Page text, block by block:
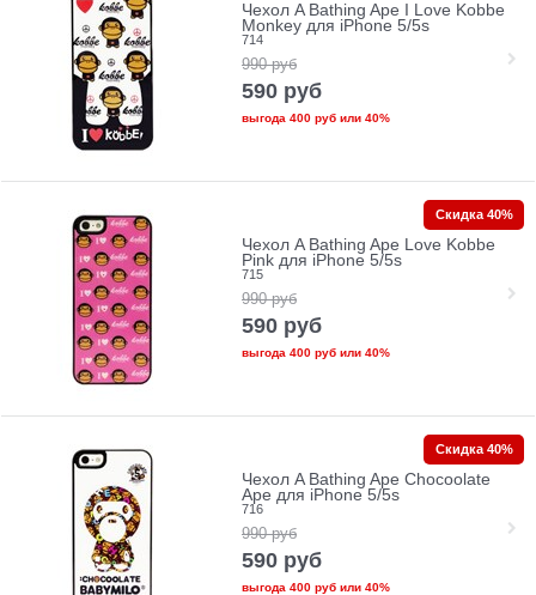
Чехол A Bathing Ape I Love Kobbe
Monkey для iPhone 5/5s
714
990 руб
590 руб
выгода 400 рубили 40%
Чехол A Bathing Ape Love Kobbe
Pink для iPhone 5/5s
715
990 руб
590 руб
выгода 400 рубили 40%
Скидка 40%
Чехол A Bathing Ape Chocoolate
Ape для iPhone 5/5s
716
990 руб
590 руб
выгода 400 рубили 40%
Скидка 40%